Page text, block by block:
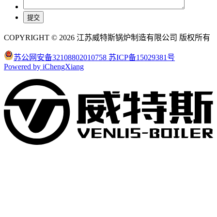
COPYRIGHT © 2026 江苏威特斯锅炉制造有限公司 版权所有
苏公网安备32108802010758 苏ICP备15029381号
Powered by iChengXiang